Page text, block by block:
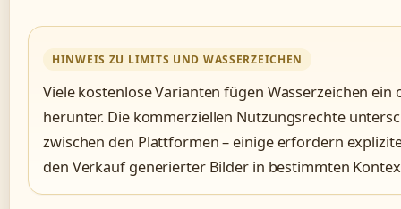
HINWEIS ZU LIMITS UND WASSERZEICHEN
Viele kostenlose Varianten fügen Wasserzeichen
herunter. Die kommerziellen Nutzungsrechte
zwischen den Plattformen – einige erfordern
den Verkauf generierter Bilder in bestimmten